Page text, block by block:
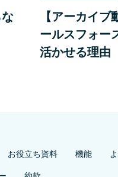
【アーカイ
ールスフォー
活かせる理由
お役立ち資料 機能